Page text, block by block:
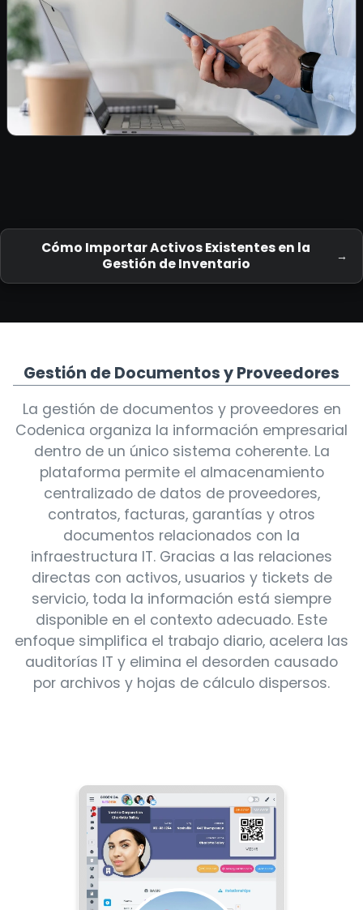
Cómo Importar Activos Existentes en la
Gestión de Inventario
Gestión de Documentos y Proveedores
La gestión de documentos y proveedores en
Codenica organiza la información empresarial
dentro de un único sistema coherente. La
plataforma permite el almacenamiento
centralizado de datos de proveedores,
contratos, facturas, garantías y otros
documentos relacionados con la
infraestructura IT. Gracias a las relaciones
directas con activos, usuarios y tickets de
servicio, toda la información está siempre
disponible en el contexto adecuado. Este
enfoque simplifica el trabajo diario, acelera las
auditorías IT y elimina el desorden causado
por archivos y hojas de cálculo dispersos.